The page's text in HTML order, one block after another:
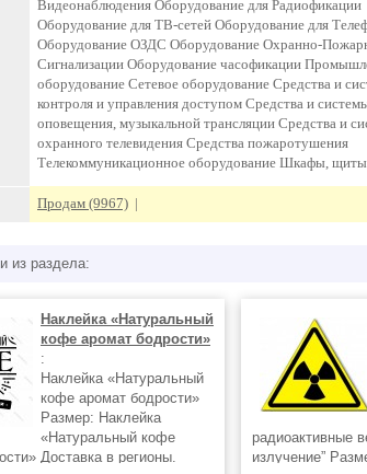
Видеонаблюдения Оборудование для Радиофикации
Оборудование для ТВ-сетей Оборудование для
Оборудование ОЗДС Оборудование Охранно-
Сигнализации Оборудование часофикации
оборудование Сетевое оборудование Средства и
контроля и управления доступом Средства и
оповещения, музыкальной трансляции Средства и
охранного телевидения Средства пожаротушения
Телекоммуникационное оборудование Шкафы,
Продам (9967) |
из раздела:
Наклейка «Натуральный
кофе аромат бодрости»
:
Наклейка «Натуральный
кофе аромат бодрости»
Размер: Наклейка
«Натуральный кофе
Доставка в регионы.
радиоактивные
излучение”